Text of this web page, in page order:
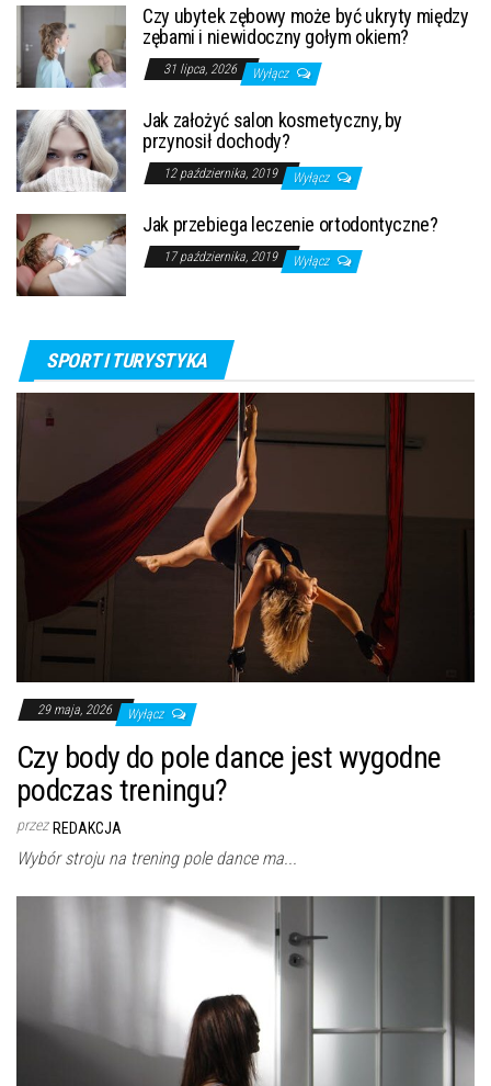
Czy ubytek zębowy może być ukryty między
zębami i niewidoczny gołym okiem?
31 lipca, 2026 Wyłącz
Jak założyć salon kosmetyczny, by
przynosił dochody?
12 października, 2019 Wyłącz
Jak przebiega leczenie ortodontyczne?
17 października, 2019 Wyłącz
SPORT I TURYSTYKA
29 maja, 2026 Wyłącz
Czy body do pole dance jest wygodne
podczas treningu?
przez REDAKCJA
Wybór stroju na trening pole dance ma...